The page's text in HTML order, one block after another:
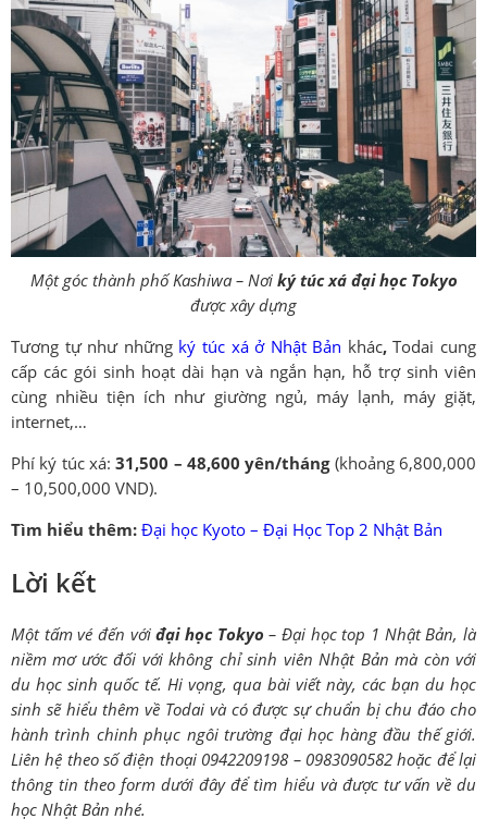
Một góc thành phố Kashiwa – Nơi ký túc xá đại học Tokyo
được xây dựng
Tương tự như những ký túc xá ở Nhật Bản khác,Todai cung
cấp các gói sinh hoạt dài hạn và ngắn hạn, hỗ trợ sinh viên
cùng nhiều tiện ích như giường ngủ, máy lạnh, máy giặt,
internet,…
Phí ký túc xá:31,500 – 48,600 yên/tháng(khoảng 6,800,000
– 10,500,000 VND).
Tìm hiểu thêm: Đại học Kyoto – Đại Học Top 2 Nhật Bản
Lời kết
Một tấm vé đến vớiđại học Tokyo – Đại học top 1 Nhật Bản, là
niềm mơ ước đối với không chỉ sinh viên Nhật Bản mà còn với
du học sinh quốc tế. Hi vọng, qua bài viết này, các bạn du học
sinh sẽ hiểu thêm về Todai và có được sự chuẩn bị chu đáo cho
hành trình chinh phục ngôi trường đại học hàng đầu thế giới.
Liên hệ theo số điện thoại 0942209198 – 0983090582 hoặc để lại
thông tin theo form dưới đây để tìm hiểu và được tư vấn về du
học Nhật Bản nhé.